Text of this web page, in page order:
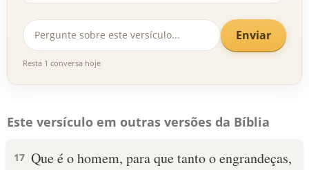
Enviar
Resta 1 conversa hoje
Este versículo em outras versões da Bíblia
17 Que é o homem, para que tanto o engrandeças,